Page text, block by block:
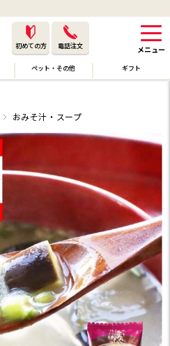
初めての方 電話注文
ペット・その他 ギフト
おみそ汁・スープ